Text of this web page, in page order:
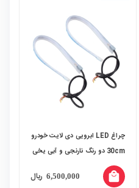
چراغ LED ابرویی دی لایت خودرو
30cm دو رنگ نارنجی و آبی یخی
- جفت
6,500,000 ریال local_mall